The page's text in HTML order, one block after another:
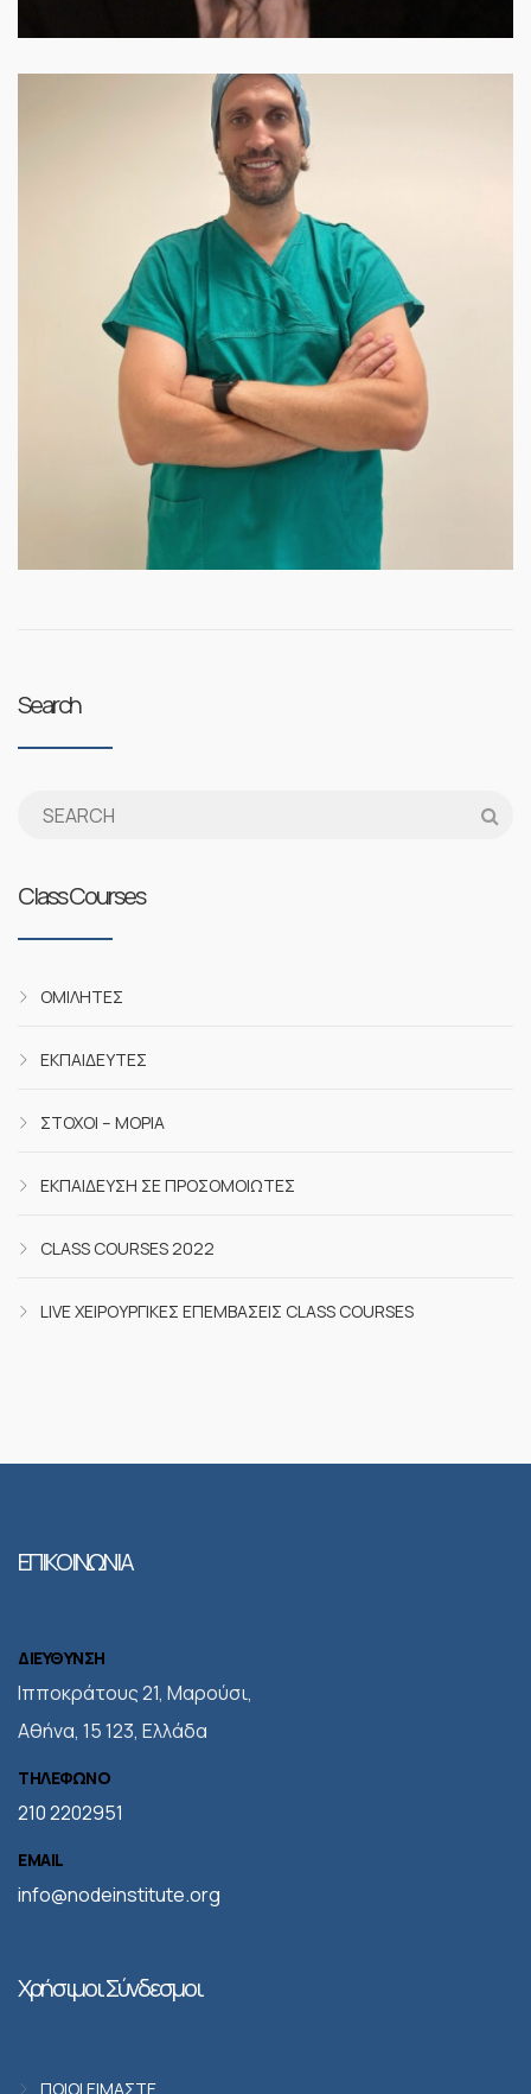
Search
Class Courses
ΟΜΙΛΗΤΈΣ
ΕΚΠΑΙΔΕΥΤΈΣ
ΣΤΌΧΟΙ – ΜΌΡΙΑ
ΕΚΠΑΊΔΕΥΣΗ ΣΕ ΠΡΟΣΟΜΟΙΩΤΈΣ
CLASS COURSES 2022
LIVE ΧΕΙΡΟΥΡΓΙΚΈΣ ΕΠΕΜΒΆΣΕΙΣ CLASS COURSES
ΕΠΙΚΟΙΝΩΝΙΑ
ΔΙΕΥΘΥΝΣΗ
Iπποκράτους 21, Μαρούσι,
Αθήνα, 15 123, Ελλάδα
ΤΗΛΕΦΩΝΟ
210 2202951
EMAIL
info@nodeinstitute.org
Χρήσιμοι Σύνδεσμοι
ΠΟΙΟΙ ΕΙΜΑΣΤΕ